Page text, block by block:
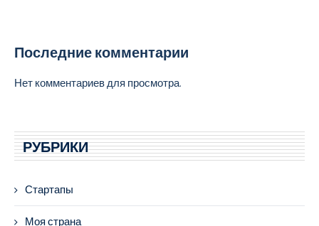
Последние комментарии
Нет комментариев для просмотра.
РУБРИКИ
Стартапы
Моя страна